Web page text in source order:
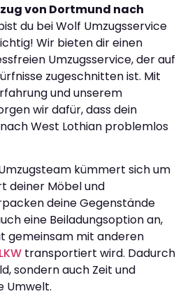
von Dortmund nach
du bei Wolf Umzugsservice
Wir bieten dir einen
Umzugsservice, der auf
zugeschnitten ist. Mit
und unserem
wir dafür, dass dein
West Lothian problemlos
kümmert sich um
deiner Möbel und
deine Gegenstände
eine Beiladungsoption an,
gemeinsam mit anderen
LKW transportiert wird. Dadurch
sondern auch Zeit und
Umwelt.